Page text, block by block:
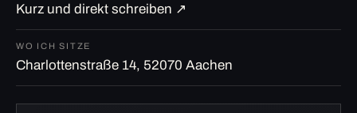
Kurz und direkt schreiben ↗
WO ICH SITZE
Charlottenstraße 14, 52070 Aachen